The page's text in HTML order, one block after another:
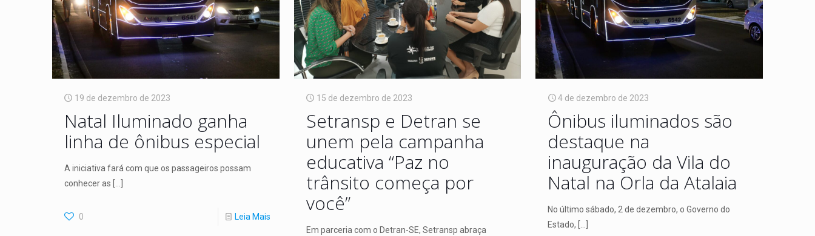
19 de dezembro de 2023
Natal Iluminado ganha
linha de ônibus especial
A iniciativa fará com que os passageiros possam
conhecer as
0 Leia Mais
15 de dezembro de 2023
Setransp e Detran se
unem pela campanha
educativa “Paz no
trânsito começa por
você”
Em parceria com o Detran-SE, Setransp abraça
4 de dezembro de 2023
Ônibus iluminados são
destaque na
inauguração da Vila do
Natal na Orla da Atalaia
No último sábado, 2 de dezembro, o Governo do
Estado,